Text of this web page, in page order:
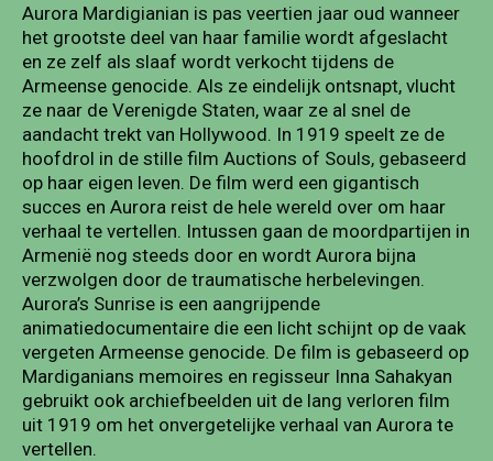
Aurora Mardigianian is pas veertien jaar oud wanneer
het grootste deel van haar familie wordt afgeslacht
en ze zelf als slaaf wordt verkocht tijdens de
Armeense genocide. Als ze eindelijk ontsnapt, vlucht
ze naar de Verenigde Staten, waar ze al snel de
aandacht trekt van Hollywood. In 1919 speelt ze de
hoofdrol in de stille film Auctions of Souls, gebaseerd
op haar eigen leven. De film werd een gigantisch
succes en Aurora reist de hele wereld over om haar
verhaal te vertellen. Intussen gaan de moordpartijen in
Armenië nog steeds door en wordt Aurora bijna
verzwolgen door de traumatische herbelevingen.
Aurora’s Sunrise is een aangrijpende
animatiedocumentaire die een licht schijnt op de vaak
vergeten Armeense genocide. De film is gebaseerd op
Mardiganians memoires en regisseur Inna Sahakyan
gebruikt ook archiefbeelden uit de lang verloren film
uit 1919 om het onvergetelijke verhaal van Aurora te
vertellen.